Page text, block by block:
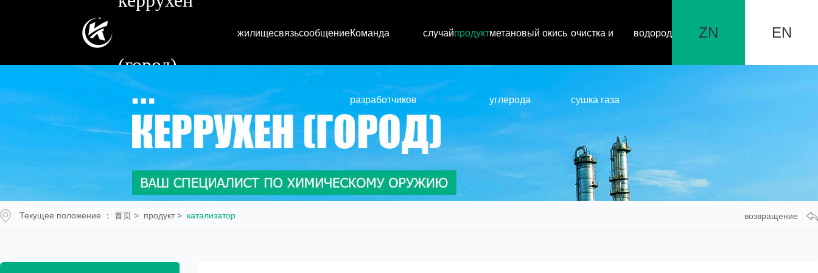
(город)
жилищесвязьсообщениеКоманда
разработчиков
случайпродуктметановый окись
углерода
очистка и
сушка газа
водород ZN EN
Текущее положение ： 首页 > продукт> катализатор возвращение